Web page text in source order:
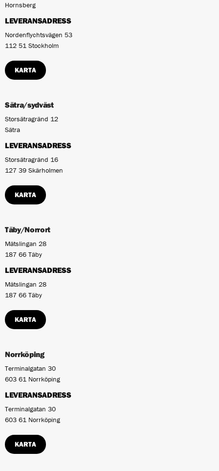
Hornsberg
LEVERANSADRESS
Nordenflychtsvägen 53
112 51 Stockholm
KARTA
Sätra/sydväst
Storsätragränd 12
Sätra
LEVERANSADRESS
Storsätragränd 16
127 39 Skärholmen
KARTA
Täby/Norrort
Mätslingan 28
187 66 Täby
LEVERANSADRESS
Mätslingan 28
187 66 Täby
KARTA
Norrköping
Terminalgatan 30
603 61 Norrköping
LEVERANSADRESS
Terminalgatan 30
603 61 Norrköping
KARTA